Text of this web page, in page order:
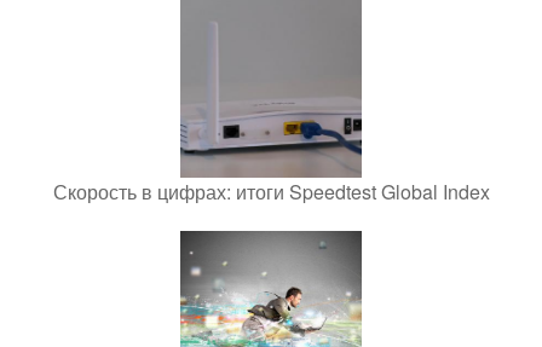
Скорость в цифрах: итоги Speedtest Global Index